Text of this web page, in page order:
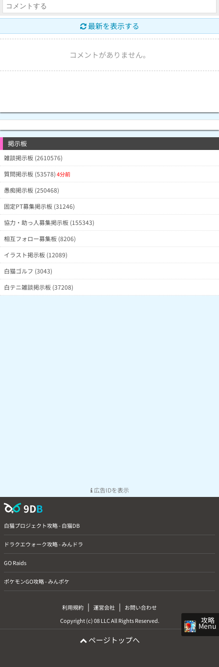
最新を表示する
コメントがありません。
攻略
Menu
掲示板
雑談掲示板 (2610576)
質問掲示板 (53578)4分前
愚痴掲示板 (250468)
固定PT募集掲示板 (31246)
協力・助っ人募集掲示板 (155343)
相互フォロー募集板 (8206)
イラスト掲示板 (12089)
白猫ゴルフ (3043)
白テニ雑談掲示板 (37208)
広告IDを表示
9DB
白猫プロジェクト攻略 - 白猫DB
ドラクエウォーク攻略 - みんドラ
GO Raids
ポケモンGO攻略 - みんポケ
利用規約 | 運営会社 |
お問い合わせ
Copyright (c) 08 LLC All Rights Reserved.
ページトップへ